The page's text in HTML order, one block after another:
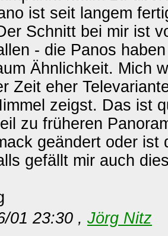
ist seit langem
Schnitt bei mir ist
- die Panos
Ähnlichkeit. Mich
Zeit eher
zeigst. Das ist
zu früheren
geändert oder ist
gefällt mir auch
01 23:30 , Jörg Nitz